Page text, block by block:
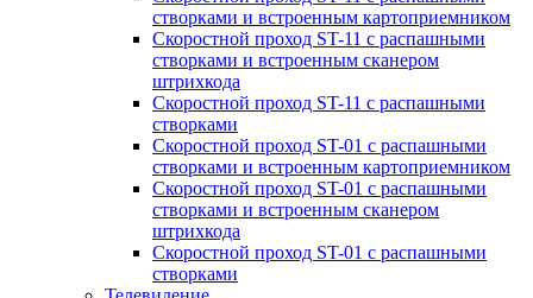
створками и встроенным картоприемником
Скоростной проход ST-11 с распашными
створками и встроенным сканером
штрихкода
Скоростной проход ST-11 с распашными
створками
Скоростной проход ST-01 с распашными
створками и встроенным картоприемником
Скоростной проход ST-01 с распашными
створками и встроенным сканером
штрихкода
Скоростной проход ST-01 с распашными
створками